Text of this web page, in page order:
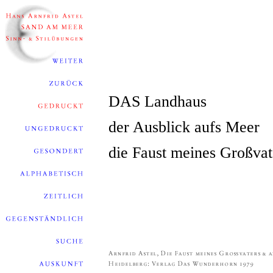
DAS Landhaus
der Ausblick aufs Meer
die Faust meines